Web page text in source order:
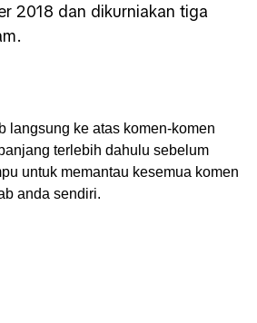
2018 dan dikurniakan tiga
langsung ke atas komen-komen
terlebih dahulu sebelum
untuk memantau kesemua komen
anda sendiri.